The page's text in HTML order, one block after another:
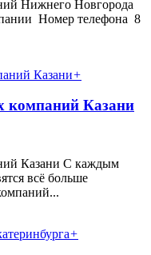
Нижнего Новгорода
Номер телефона 8
+
Казани
Казани С каждым
всё больше
+